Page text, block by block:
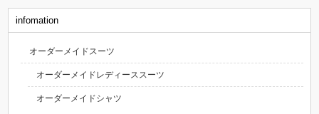
infomation
オーダーメイドスーツ
オーダーメイドレディーススーツ
オーダーメイドシャツ